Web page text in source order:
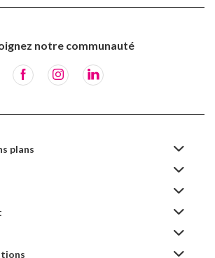
notre communauté
plans